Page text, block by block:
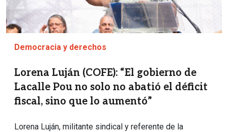
Democracia y derechos
Lorena Luján (COFE): “El gobierno de
Lacalle Pou no solo no abatió el déficit
fiscal, sino que lo aumentó”
Lorena Luján, militante sindical y referente de la